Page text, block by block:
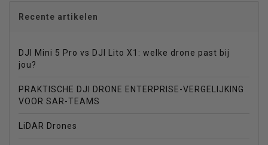
Recente artikelen
DJI Mini 5 Pro vs DJI Lito X1: welke drone past bij
jou?
PRAKTISCHE DJI DRONE ENTERPRISE-VERGELIJKING
VOOR SAR-TEAMS
LiDAR Drones